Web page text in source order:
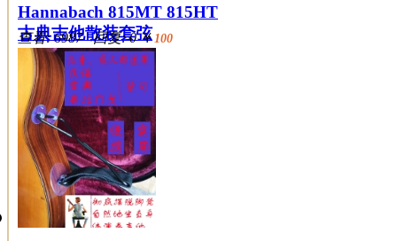
Hannabach 815MT 815HT
古典吉他散装套弦
查看: 6987 回复: 0￥100